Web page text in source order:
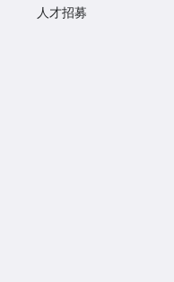
人才招募